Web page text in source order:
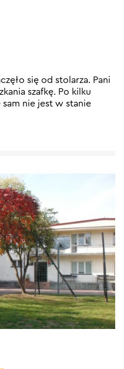
się od stolarza. Pani
szafkę. Po kilku
nie jest w stanie